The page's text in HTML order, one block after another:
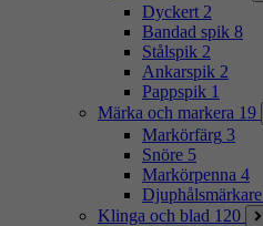
Dyckert 2
Bandad spik 8
Stålspik 2
Ankarspik 2
Pappspik 1
Märka och markera 19
Markörfärg 3
Snöre 5
Markörpenna 4
Djuphålsmärkare
Klinga och blad 120